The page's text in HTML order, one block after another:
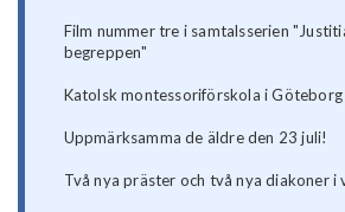
Film nummer tre i samtalsserien
begreppen"
Katolsk montessoriförskola i
Uppmärksamma de äldre den 23 juli!
Två nya präster och två nya diakoner i